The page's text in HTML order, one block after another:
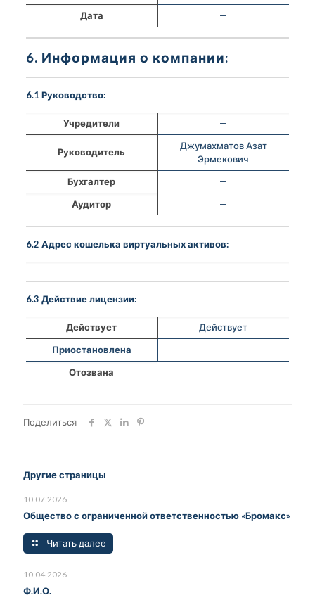
Дата
—
6. Информация о компании:
6.1 Руководство:
Учредители —
Руководитель
Джумахматов Азат
Эрмекович
Бухгалтер
—
Аудитор
—
6.2 Адрес кошелька виртуальных активов:
6.3 Действие лицензии:
Действует
Действует
Приостановлена
—
Отозвана
Поделиться
Другие страницы
10.07.2026
Общество с ограниченной ответственностью «Бромакс»
Читать далее
10.04.2026
Ф.И.О.